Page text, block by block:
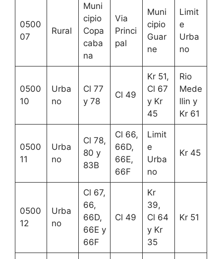
0500
07
Rural
Muni
cipio
Copa
caba
na
Via
Princi
pal
Muni
cipio
Guar
ne
Limit
e
Urba
no
0500
10
Urba
no
Cl 77
y 78
Cl 49
Kr 51,
Cl 67
y Kr
45
Rio
Mede
llin y
Kr 61
0500
11
Urba
no
Cl 78,
80 y
83B
Cl 66,
66D,
66E,
66F
Limit
e
Urba
no
Kr 45
0500
12
Urba
no
Cl 67,
66,
66D,
66E y
66F
Cl 49
Kr
39,
Cl 64
y Kr
35
Kr 51